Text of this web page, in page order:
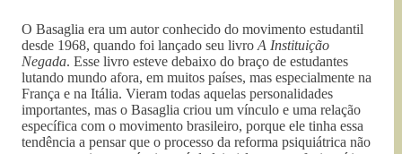
O Basaglia era um autor conhecido do movimento estudantil
desde 1968, quando foi lançado seu livro A Instituição
Negada. Esse livro esteve debaixo do braço de estudantes
lutando mundo afora, em muitos países, mas especialmente na
França e na Itália. Vieram todas aquelas personalidades
importantes, mas o Basaglia criou um vínculo e uma relação
específica com o movimento brasileiro, porque ele tinha essa
tendência a pensar que o processo da reforma psiquiátrica não